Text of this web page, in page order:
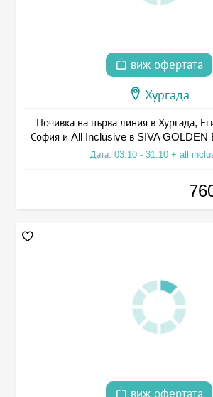
виж офертата
Хургада
Почивка на първа линия в Хургада,
София и All Inclusive в SIVA GOLDEN
Дата: 03.10 - 31.10 + all
виж офертата